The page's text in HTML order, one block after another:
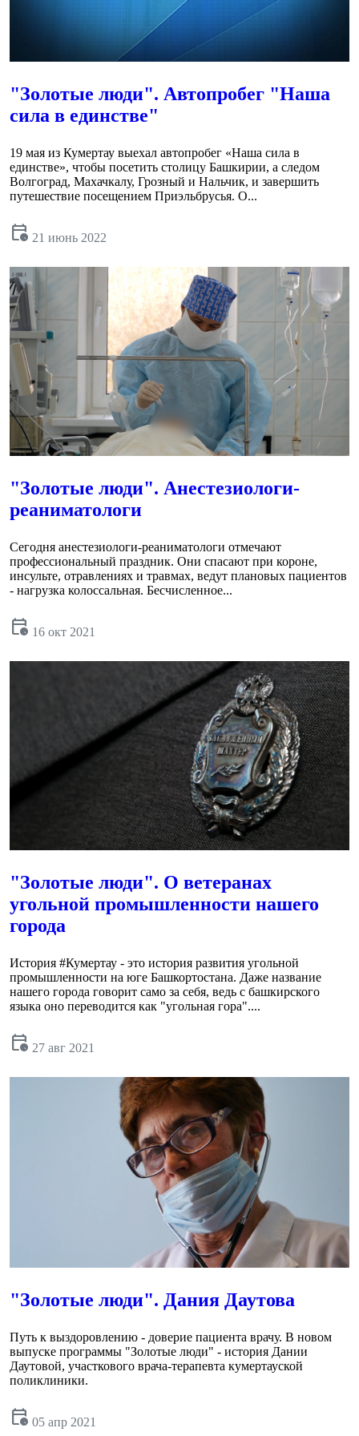
"Золотые люди". Автопробег "Наша
сила в единстве"
19 мая из Кумертау выехал автопробег «Наша сила в
единстве», чтобы посетить столицу Башкирии, а следом
Волгоград, Махачкалу, Грозный и Нальчик, и завершить
путешествие посещением Приэльбрусья. О...
calendar_clock 21 июнь 2022
"Золотые люди". Анестезиологи-
реаниматологи
Сегодня анестезиологи-реаниматологи отмечают
профессиональный праздник. Они спасают при короне,
инсульте, отравлениях и травмах, ведут плановых пациентов
- нагрузка колоссальная. Бесчисленное...
calendar_clock 16 окт 2021
"Золотые люди". О ветеранах
угольной промышленности нашего
города
История #Кумертау - это история развития угольной
промышленности на юге Башкортостана. Даже название
нашего города говорит само за себя, ведь с башкирского
языка оно переводится как "угольная гора"....
calendar_clock 27 авг 2021
"Золотые люди". Дания Даутова
Путь к выздоровлению - доверие пациента врачу. В новом
выпуске программы "Золотые люди" - история Дании
Даутовой, участкового врача-терапевта кумертауской
поликлиники.
calendar_clock 05 апр 2021